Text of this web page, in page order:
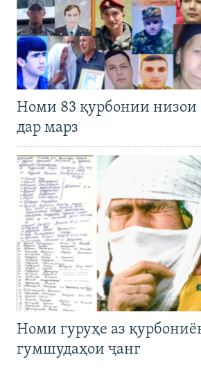
Номи 83 қурбонии низои
дар марз
Номи гуруҳе аз
гумшудаҳои ҷанг